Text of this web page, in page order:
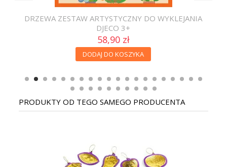
DRZEWA ZESTAW ARTYSTYCZNY DO WYKLEJANIA
DJECO 3+
58,90 zł
DODAJ DO KOSZYKA
PRODUKTY OD TEGO SAMEGO PRODUCENTA